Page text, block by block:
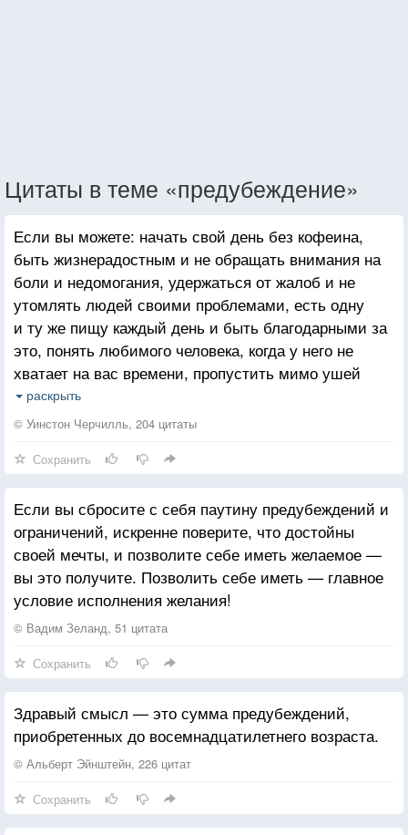
Цитаты в теме «предубеждение»
Если вы можете: начать свой день без кофеина,
быть жизнерадостным и не обращать внимания на
боли и недомогания, удержаться от жалоб и не
утомлять людей своими проблемами, есть одну
и ту же пищу каждый день и быть благодарными за
это, понять любимого человека, когда у него не
хватает на вас времени, пропустить мимо ушей
обвинения со стороны любимого человека, когда всё
идёт не так не по вашей вине, спокойно
бедному другу так же, как и к богатому, обойтись
без лжи и обмана, бороться со стрессом без
лекарств, расслабиться без выпивки, заснуть без
таблеток, искренне сказать, что у вас нет
предубеждений против цвета кожи, религиозных
убеждений, сексуальной ориентации или политики,
значит вы достигли уровня развития своей собаки.
раскрыть
© Уинстон Черчилль, 204 цитаты
Сохранить
Если вы сбросите с себя паутину предубеждений и
ограничений, искренне поверите, что достойны
своей мечты, и позволите себе иметь желаемое —
вы это получите. Позволить себе иметь — главное
условие исполнения желания!
© Вадим Зеланд, 51 цитата
Сохранить
Здравый смысл — это сумма предубеждений,
приобретенных до восемнадцатилетнего возраста.
© Альберт Эйнштейн, 226 цитат
Сохранить